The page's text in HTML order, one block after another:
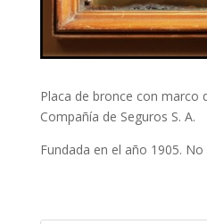
Placa de bronce con marco
Compañía de Seguros S. A.
Fundada en el año 1905.